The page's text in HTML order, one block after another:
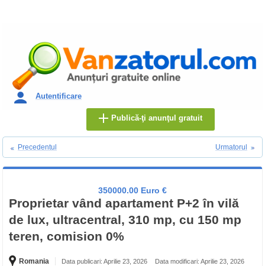
Autentificare
Publică-ţi anunţul gratuit
Precedentul Urmatorul
350000.00 Euro €
Proprietar vând apartament P+2 în vilă
de lux, ultracentral, 310 mp, cu 150 mp
teren, comision 0%
Romania Data publicari: Aprilie 23, 2026 Data modificari: Aprilie 23, 2026